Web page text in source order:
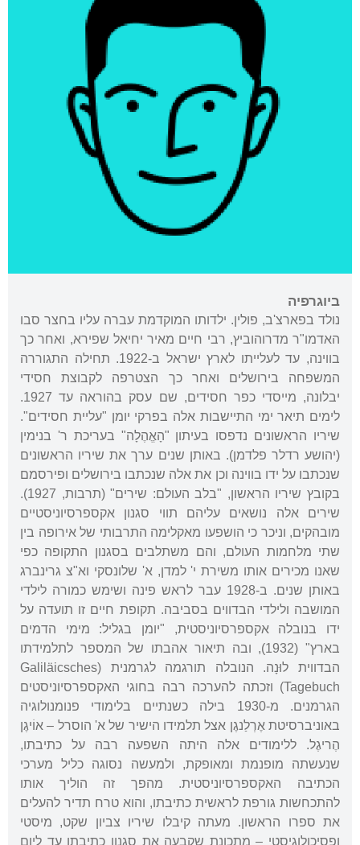
ביוגרפיה
נולד בפארצ'ב, פולין. ילדותו המוקדמת עברה עליו בחצר סבו
האדמו"ר מדרוהוביץ, רבי חיים מאיר יחיאל שפירא, ואחר כך
בווינה, עד לעלייתו לארץ ישראל ב-1922. תחילה התגוררה
המשפחה בירושלים ואחר כך הצטרפה לקבוצת חסידי
יבלונה, מייסדי כפר חסידים, שם עסק בהוראה עד 1927.
לימים תיאר ימי התיישבות אלה בפרקי יומן "עליית חסידים".
שיריו הראשונים נדפסו בעיתון "הָאֱהֶלָה" בעריכת ר' בנימין
(יהושע רדלר פלדמן). באותן שנים ערך את שיריו הראשונים
שנכתבו על ידו בווינה וכן את אלה שנכתבו בירושלים ופירסמם
בקובץ שיריו הראשון, "בלב העולם: שירים" (תרבות, 1927).
שירים אלה נושאים עליהם תווי סגנון אקספרסיוניסטיים
מובהקים, וניכר כי הושפעו מאקלימה התרבותי של אירופה בין
שתי מלחמות העולם, והם משתלבים בסגנון התקופה כפי
שאנו מכירים אותו משירת י' למדן, א' שלונסקי וא"צ גרינברג
באותן שנים. ב-1928 עבר לראש פינה ושימש כמורה לילדי
המושבה ולילדי הבדווים בסביבה. תקופת חיים זו תועדה על
ידו בנובלה אקספרסיוניסטית, "יומן בגליל: מימי הדמים
בארץ" (1932), ובה תיאור אהבתו של המספר לתלמידתו
הבדווית לוּנָה. הנובלה תורגמה לגרמנית (Galiläicsches
Tagebuch) וזכתה להערכה רבה בחוגי האקספרסיוניסטים
הגרמנים. מ-1930 בילה כשנתיים בלימודי פנומנולוגיה
באוניברסיטת אֶרְלַנגֶן אצל תלמידו הישיר של א' הוסרל – אוֹיגֶן
הֶריגֶל. ללימודים אלה היתה השפעה רבה על כתיבתו,
שנעשתה מופנמת ומאופקת, ולמעשה נסוגה כליל מערכי
הכתיבה האקספרסיוניסטית. מהפך זה הוליך אותו
להתכחשות גורפת לראשית כתיבתו, והוא טרח תדיר להעלים
את ספרו הראשון. מעתה קיבלו שיריו צביון שקט, מיסטי
ופסיכולוגיסטי – מתכונת שקבעה את סגנון כתיבתו עד ליום